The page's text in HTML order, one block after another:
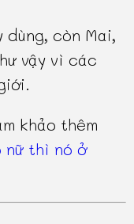
dùng, còn Mai,
vậy vì các
khảo thêm
nữ thì nó ở